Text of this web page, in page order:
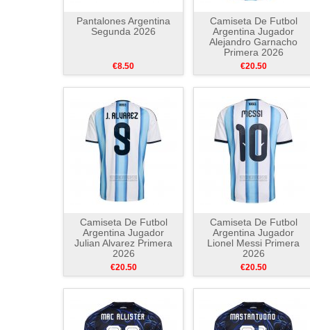
Pantalones Argentina
Segunda 2026
€8.50
Camiseta De Futbol
Argentina Jugador
Alejandro Garnacho
Primera 2026
€20.50
Camiseta De Futbol
Argentina Jugador
Julian Alvarez Primera
2026
€20.50
Camiseta De Futbol
Argentina Jugador
Lionel Messi Primera
2026
€20.50